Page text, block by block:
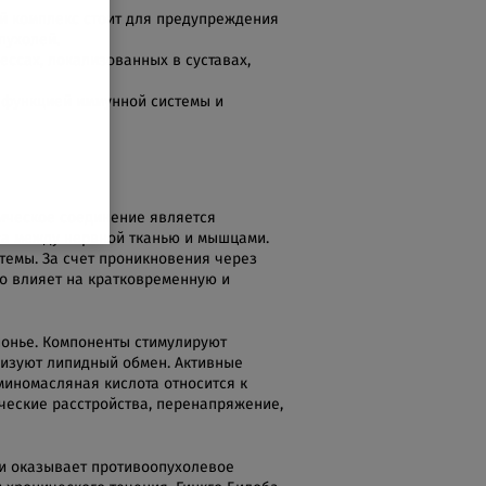
комплекс стоит для предупреждения
локализованных в суставах,
иммунной системы и
соединение является
между нервной тканью и мышцами.
За счет проникновения через
на кратковременную и
Компоненты стимулируют
липидный обмен. Активные
кислота относится к
расстройства, перенапряжение,
противоопухолевое